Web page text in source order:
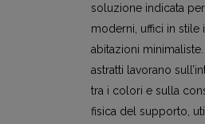
soluzione indicata
moderni, uffici in stile
abitazioni
astratti lavorano
tra i colori e sulla
fisica del supporto,